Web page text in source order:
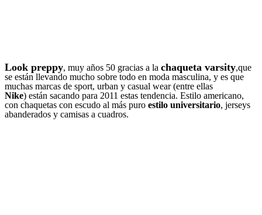
Look preppy, muy años 50 gracias a la chaqueta varsity,que
se están llevando mucho sobre todo en moda masculina, y es que
muchas marcas de sport, urban y casual wear (entre ellas
Nike) están sacando para 2011 estas tendencia. Estilo americano,
con chaquetas con escudo al más puro estilo universitario, jerseys
abanderados y camisas a cuadros.